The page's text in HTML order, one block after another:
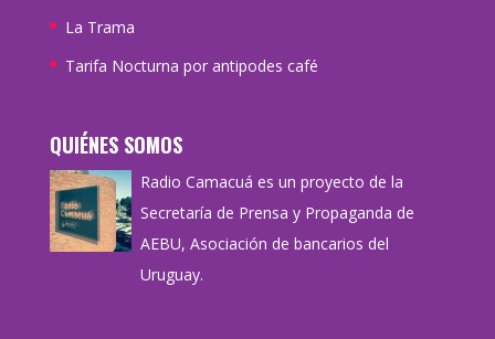
La Trama
Tarifa Nocturna por antipodes café
QUIÉNES SOMOS
Radio Camacuá es un proyecto de la
Secretaría de Prensa y Propaganda de
AEBU, Asociación de bancarios del
Uruguay.